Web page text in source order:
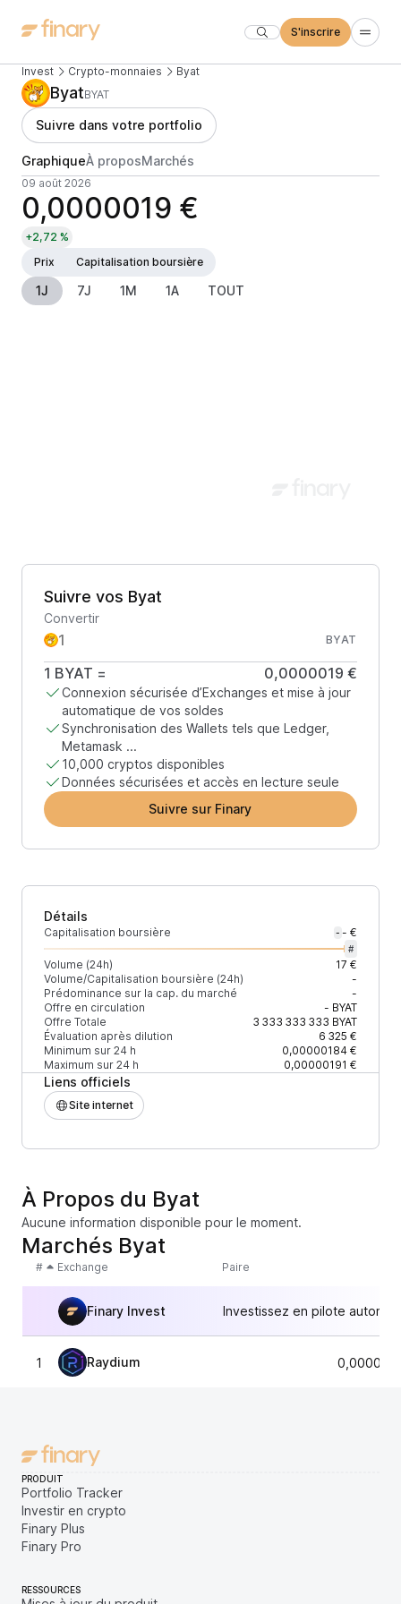
S'inscrire
Invest Crypto-monnaies Byat
ByatBYAT
Suivre dans votre portfolio
GraphiqueÀ proposMarchés
09 août 2026
0,0000019 €
+2,72 %
Prix
Capitalisation boursière
1J 7J 1M 1A TOUT
Suivre vos Byat
Convertir
BYAT
1 BYAT = 0,0000019 €
Connexion sécurisée d’Exchanges et mise à jour
automatique de vos soldes
Synchronisation des Wallets tels que Ledger,
Metamask ...
10,000 cryptos disponibles
Données sécurisées et accès en lecture seule
Suivre sur Finary
Détails
Capitalisation boursière - - €
#
Volume (24h)
17 €
Volume/Capitalisation boursière (24h)
-
Prédominance sur la cap. du marché
-
Offre en circulation
- BYAT
Offre Totale
3 333 333 333 BYAT
Évaluation après dilution
6 325 €
Minimum sur 24 h
0,00000184 €
Maximum sur 24 h
0,00000191 €
Liens officiels
Site internet
À Propos du Byat
Aucune information disponible pour le moment.
Marchés Byat
# Exchange Paire
Finary Invest Investissez en pilote
1 Raydium
PRODUIT
Portfolio Tracker
Investir en crypto
Finary Plus
Finary Pro
RESSOURCES